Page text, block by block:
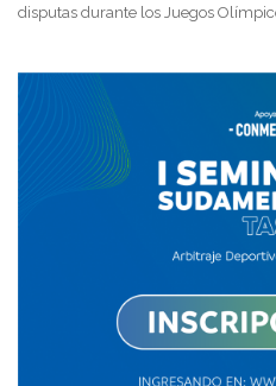
disputas durante los Juegos